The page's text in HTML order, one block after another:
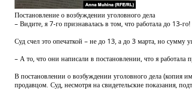
Постановление о возбуждении уголовного дела
– Видите, я 7-го признавалась в том, что работала до 13-
Суд счел это опечаткой – не до 13, а до 3 марта, но сумму
– А то, что они написали в постановлении, что я
В постановлении о возбуждении уголовного дела (копия
продавцом. Суд, несмотря на свидетельские показания,